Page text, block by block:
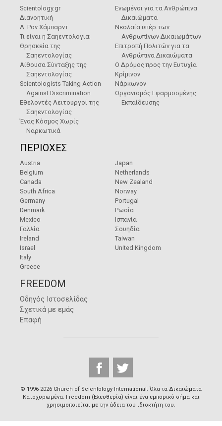
Scientology.gr
Διανοητική
Λ. Ρον Χάμπαρντ
Τι είναι η Σαηεντολογία;
Θρησκεία της
Σαηεντολογίας
Αίθουσα Σύνταξης της
Σαηεντολογίας
Scientologists Taking Action
Against Discrimination
Εθελοντές Λειτουργοί της
Σαηεντολογίας
Ένας Κόσμος Χωρίς
Ναρκωτικά
Ενωμένοι για τα Ανθρώπινα
Δικαιώματα
Νεολαία υπέρ των
Ανθρωπίνων Δικαιωμάτων
Επιτροπή Πολιτών για τα
Ανθρώπινα Δικαιώματα
Ο Δρόμος προς την Ευτυχία
Κρίμινον
Νάρκωνον
Οργανισμός Εφαρμοσμένης
Εκπαίδευσης
ΠΕΡΙΟΧΕΣ
Austria
Belgium
Canada
South Africa
Germany
Denmark
Mexico
Γαλλία
Ireland
Israel
Italy
Greece
Japan
Netherlands
New Zealand
Norway
Portugal
Ρωσία
Ισπανία
Σουηδία
Taiwan
United Kingdom
FREEDOM
Οδηγός Ιστοσελίδας
Σχετικά με εμάς
Επαφή
© 1996-2026 Church of Scientology International. Όλα τα Δικαιώµατα
Κατοχυρωµένα. Freedom (Ελευθερία) είναι ένα εμπορικό σήμα και
χρησιμοποιείται με την άδεια του ιδιοκτήτη του.